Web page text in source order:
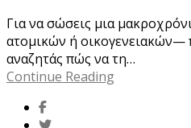
Για να σώσεις μια
ατομικών ή οικογενειακών—
αναζητάς πώς να τη…
Continue Reading